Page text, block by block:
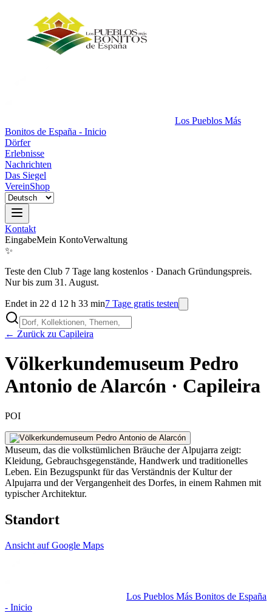
Los Pueblos Más
Bonitos de España - Inicio
Dörfer
Erlebnisse
Nachrichten
Das Siegel
VereinShop
Kontakt
EingabeMein KontoVerwaltung
✨
Teste den Club 7 Tage lang kostenlos · Danach Gründungspreis.
Nur bis zum 31. August.
Endet in 22 d 12 h 33 min7 Tage gratis testen
← Zurück zu Capileira
Völkerkundemuseum Pedro
Antonio de Alarcón · Capileira
POI
Museum, das die volkstümlichen Bräuche der Alpujarra zeigt:
Kleidung, Gebrauchsgegenstände, Handwerk und traditionelles
Leben. Ein Bezugspunkt für das Verständnis der Kultur der
Alpujarra und der Vergangenheit des Dorfes, in einem Rahmen mit
typischer Architektur.
Standort
Ansicht auf Google Maps
Los Pueblos Más Bonitos de España
- Inicio